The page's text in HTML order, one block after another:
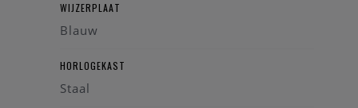
WIJZERPLAAT
Blauw
HORLOGEKAST
Staal